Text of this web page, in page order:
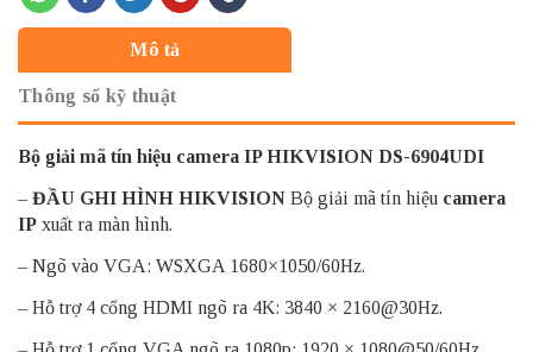
Mô tả
Thông số kỹ thuật
Bộ giải mã tín hiệu camera IP HIKVISION DS-6904UDI
– ĐẦU GHI HÌNH HIKVISION Bộ giải mã tín hiệu camera
IP xuất ra màn hình.
– Ngõ vào VGA: WSXGA 1680×1050/60Hz.
– Hỗ trợ 4 cổng HDMI ngõ ra 4K: 3840 × 2160@30Hz.